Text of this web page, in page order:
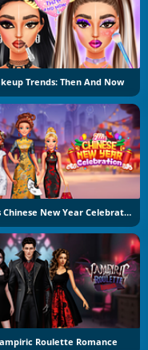
Trends: Then And Now
Ellies Chinese New Year Celebration
Roulette Romance